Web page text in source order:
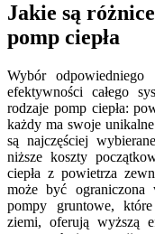
Jakie są
pomp ciepła
Wybór
efektywności całego
rodzaje pomp ciepła:
każdy ma swoje
są najczęściej
niższe koszty
ciepła z powietrza
może być
pompy gruntowe,
ziemi, oferują wyższą